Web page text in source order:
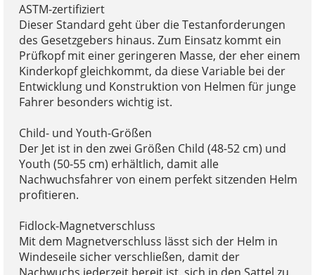
ASTM-zertifiziert
Dieser Standard geht über die Testanforderungen
des Gesetzgebers hinaus. Zum Einsatz kommt ein
Prüfkopf mit einer geringeren Masse, der eher einem
Kinderkopf gleichkommt, da diese Variable bei der
Entwicklung und Konstruktion von Helmen für junge
Fahrer besonders wichtig ist.
Child- und Youth-Größen
Der Jet ist in den zwei Größen Child (48-52 cm) und
Youth (50-55 cm) erhältlich, damit alle
Nachwuchsfahrer von einem perfekt sitzenden Helm
profitieren.
Fidlock-Magnetverschluss
Mit dem Magnetverschluss lässt sich der Helm in
Windeseile sicher verschließen, damit der